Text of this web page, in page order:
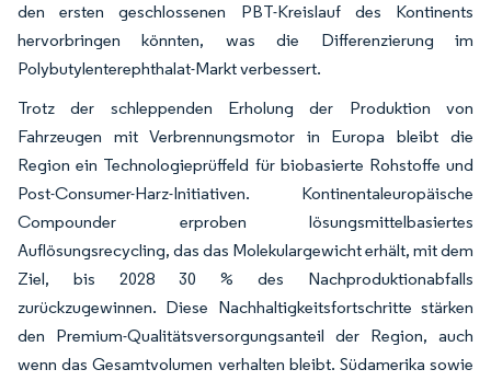
den ersten geschlossenen PBT-Kreislauf des Kontinents
hervorbringen könnten, was die Differenzierung im
Polybutylenterephthalat-Markt verbessert.
Trotz der schleppenden Erholung der Produktion von
Fahrzeugen mit Verbrennungsmotor in Europa bleibt die
Region ein Technologieprüffeld für biobasierte Rohstoffe und
Post-Consumer-Harz-Initiativen. Kontinentaleuropäische
Compounder erproben lösungsmittelbasiertes
Auflösungsrecycling, das das Molekulargewicht erhält, mit dem
Ziel, bis 2028 30 % des Nachproduktionabfalls
zurückzugewinnen. Diese Nachhaltigkeitsfortschritte stärken
den Premium-Qualitätsversorgungsanteil der Region, auch
wenn das Gesamtvolumen verhalten bleibt. Südamerika sowie